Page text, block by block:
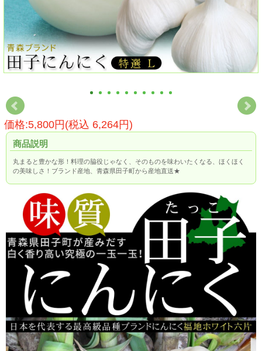
価格:5,800円(税込 6,264円)
商品説明
丸まると豊かな形！料理の脇役じゃなく、そのものを味わいたくなる、ほくほく
の美味しさ！ブランド産地、青森県田子町から産地直送★